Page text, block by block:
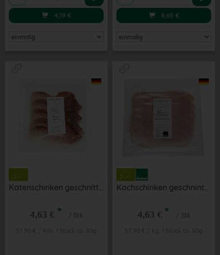
4,19 € 8,65 €
Katenschinken geschnitten ca. 80 g aus der Region
4,63 € * / Stk
Kochschinken geschnintten ca. 80 g aus der Region
4,63 € * / Stk